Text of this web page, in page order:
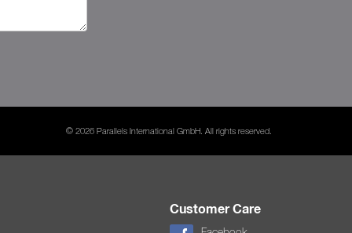
© 2026 Parallels International GmbH. All rights reserved.
Customer Care